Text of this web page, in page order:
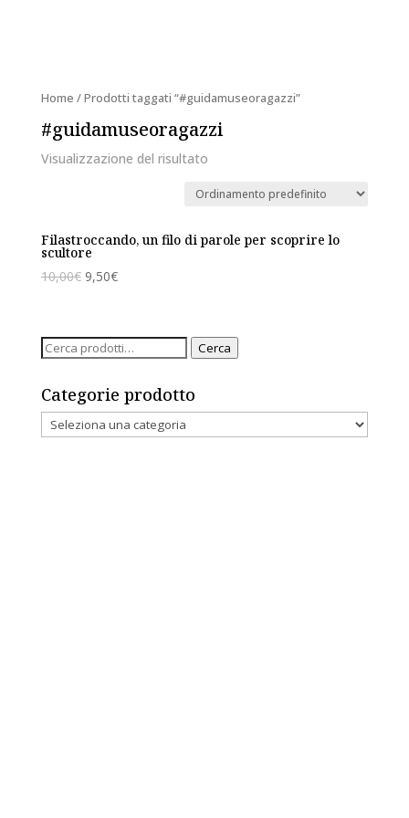
Home / Prodotti taggati “#guidamuseoragazzi”
#guidamuseoragazzi
Visualizzazione del risultato
Filastroccando, un filo di parole per scoprire lo
scultore
10,00€ 9,50€
Cerca: Cerca
Categorie prodotto